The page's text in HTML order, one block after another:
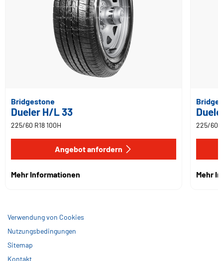
Bridgestone
Dueler H/L 33
225/60 R18 100H
Angebot anfordern
Mehr Informationen
225/60
Mehr
Verwendung von Cookies
Nutzungsbedingungen
Sitemap
Kontakt